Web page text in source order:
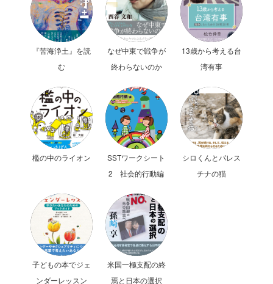
『苦海浄土』を読
む
なぜ中東で戦争が
終わらないのか
13歳から考える台
湾有事
檻の中のライオン
SSTワークシート
2 社会的行動編
シロくんとパレス
チナの猫
子どもの本でジェ
ンダーレッスン
米国一極支配の終
焉と日本の選択